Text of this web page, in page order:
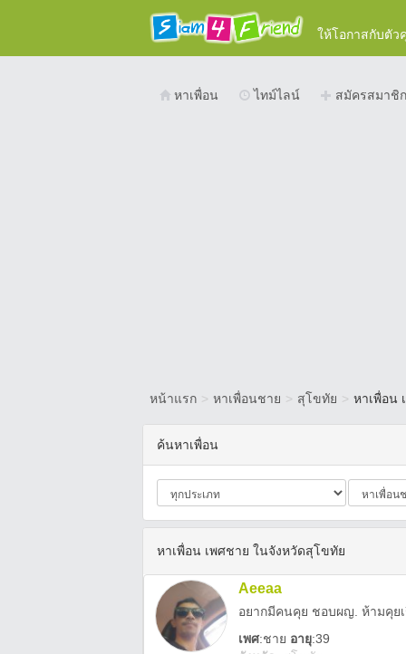
ให้โอกาสกับตัว
หาเพื่อน ไทม์ไลน์ สมัครสมาชิก
หน้าแรก > หาเพื่อนชาย > สุโขทัย > หาเพื่อน
ค้นหาเพื่อน
หาเพื่อน เพศชาย ในจังหวัดสุโขทัย
Aeeaa
อยากมีคนคุย ชอบผญ. ห้ามคุยเ
เพศ:ชาย อายุ:39